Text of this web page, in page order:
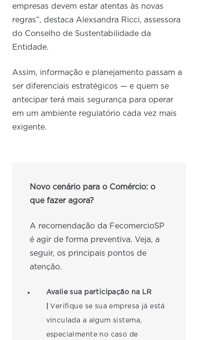
empresas devem estar atentas às novas
regras”, destaca Alexsandra Ricci, assessora
do Conselho de Sustentabilidade da
Entidade.
Assim, informação e planejamento passam a
ser diferenciais estratégicos — e quem se
antecipar terá mais segurança para operar
em um ambiente regulatório cada vez mais
exigente.
Novo cenário para o Comércio: o
que fazer agora?
A recomendação da FecomercioSP
é agir de forma preventiva. Veja, a
seguir, os principais pontos de
atenção.
Avalie sua participação na LR
Verifique se sua empresa já está
vinculada a algum sistema,
especialmente no caso de